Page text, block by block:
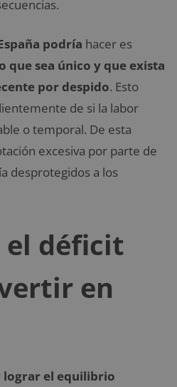
podría hacer es
que sea único y que exista
por despido. Esto
de si la labor
o temporal. De esta
excesiva por parte de
desprotegidos a los
déficit
en
lograr el equilibrio